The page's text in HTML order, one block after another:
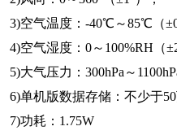
3)空气温度：-40℃～85℃（
4)空气湿度：0～100%RH（
5)大气压力：300hPa～
6)单机版数据存储：不少于50
7)功耗：1.75W